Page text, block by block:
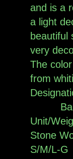
and is a
a light
beautiful
very
The
from
Unit/
Stone
S/M/L-